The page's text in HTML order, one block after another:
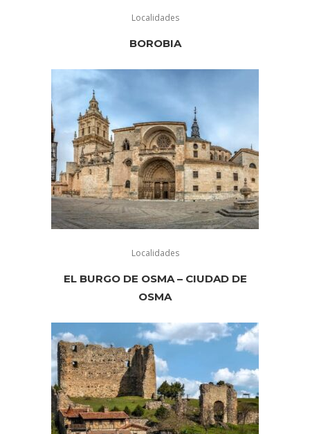
Localidades
BOROBIA
Localidades
EL BURGO DE OSMA – CIUDAD DE
OSMA